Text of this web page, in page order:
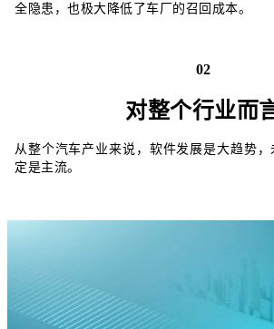
全隐患，也极大降低了车厂的召回成本。
02
对整个行业而
从整个汽车产业来说，软件发展是大趋势
定是主流。